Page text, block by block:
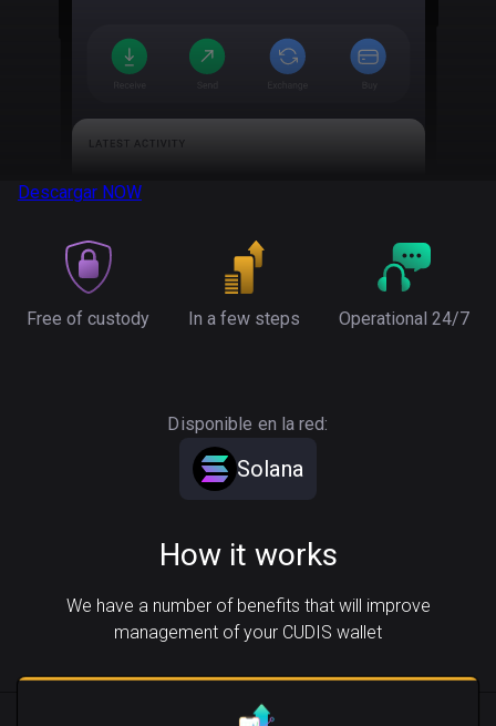
Descargar NOW
Free of custody In a few steps Operational 24/7
Disponible en la red:
Solana
How it works
We have a number of benefits that will improve
management of your CUDIS wallet